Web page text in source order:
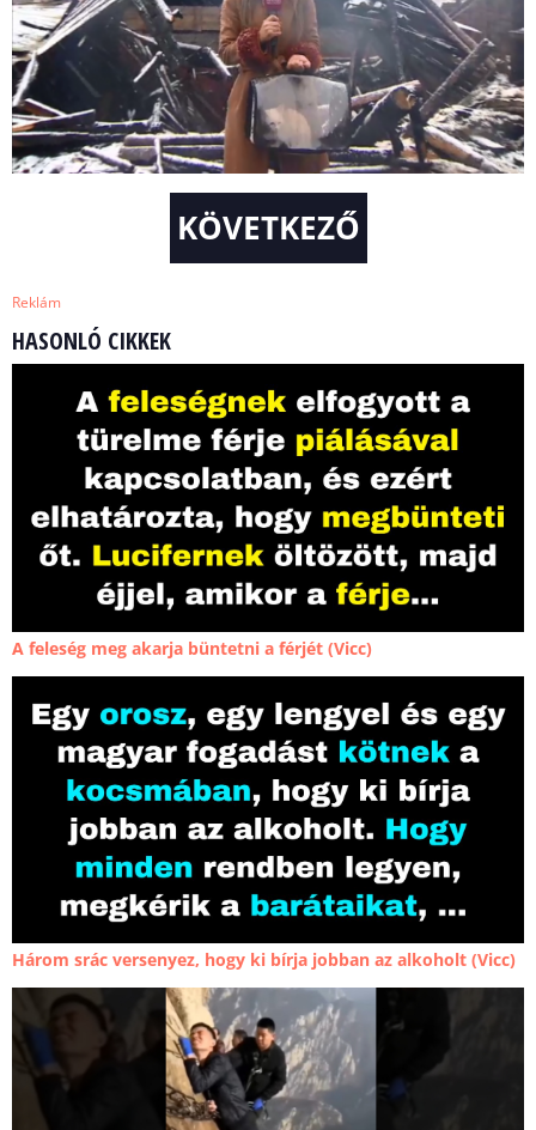
KÖVETKEZŐ
Reklám
HASONLÓ CIKKEK
A feleség meg akarja büntetni a férjét (Vicc)
Három srác versenyez, hogy ki bírja jobban az alkoholt (Vicc)